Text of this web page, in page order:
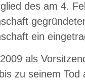
des am 4.
ein
als
zu seinem